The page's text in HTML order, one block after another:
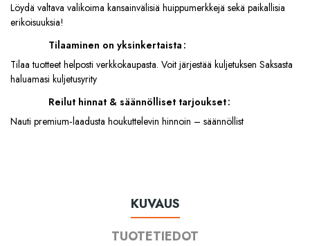
Löydä valtava valikoima kansainvälisiä huippumerkkejä sekä paikallisia
erikoisuuksia!
Tilaaminen on yksinkertaista
Tilaa tuotteet helposti verkkokaupasta. Voit järjestää kuljetuksen Saksasta
haluamasi kuljetusyrity
Reilut hinnat & säännölliset tarjoukset
Nauti premium‑laadusta houkuttelevin hinnoin – säännöllist
KUVAUS
TUOTETIEDOT